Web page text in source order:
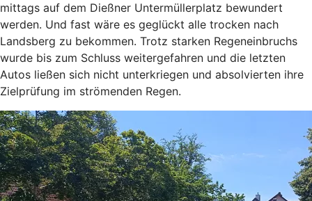
mittags auf dem Dießner Untermüllerplatz bewundert
werden. Und fast wäre es geglückt alle trocken nach
Landsberg zu bekommen. Trotz starken Regeneinbruchs
wurde bis zum Schluss weitergefahren und die letzten
Autos ließen sich nicht unterkriegen und absolvierten ihre
Zielprüfung im strömenden Regen.